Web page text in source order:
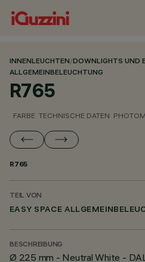
INNENLEUCHTEN/DOWNLIGHTS UND
ALLGEMEINBELEUCHTUNG
R765
FARBE TECHNISCHE DATEN
R765
TEIL VON
EASY SPACE
BESCHREIBUNG
Ø 225 mm - Neutral White -